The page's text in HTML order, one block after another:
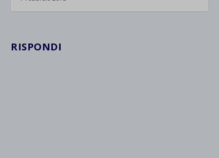
RISPONDI